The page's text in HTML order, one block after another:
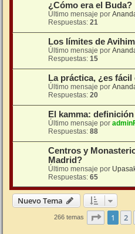
¿Cómo era el Buda?
Último mensaje por
Respuestas: 21
Los límites de
Último mensaje por
Respuestas: 15
La práctica, ¿es
Último mensaje por
Respuestas: 20
El kamma:
Último mensaje por
Respuestas: 88
Centros y
Madrid?
Último mensaje por
Respuestas: 65
Nuevo Tema
266 temas Página
1 2